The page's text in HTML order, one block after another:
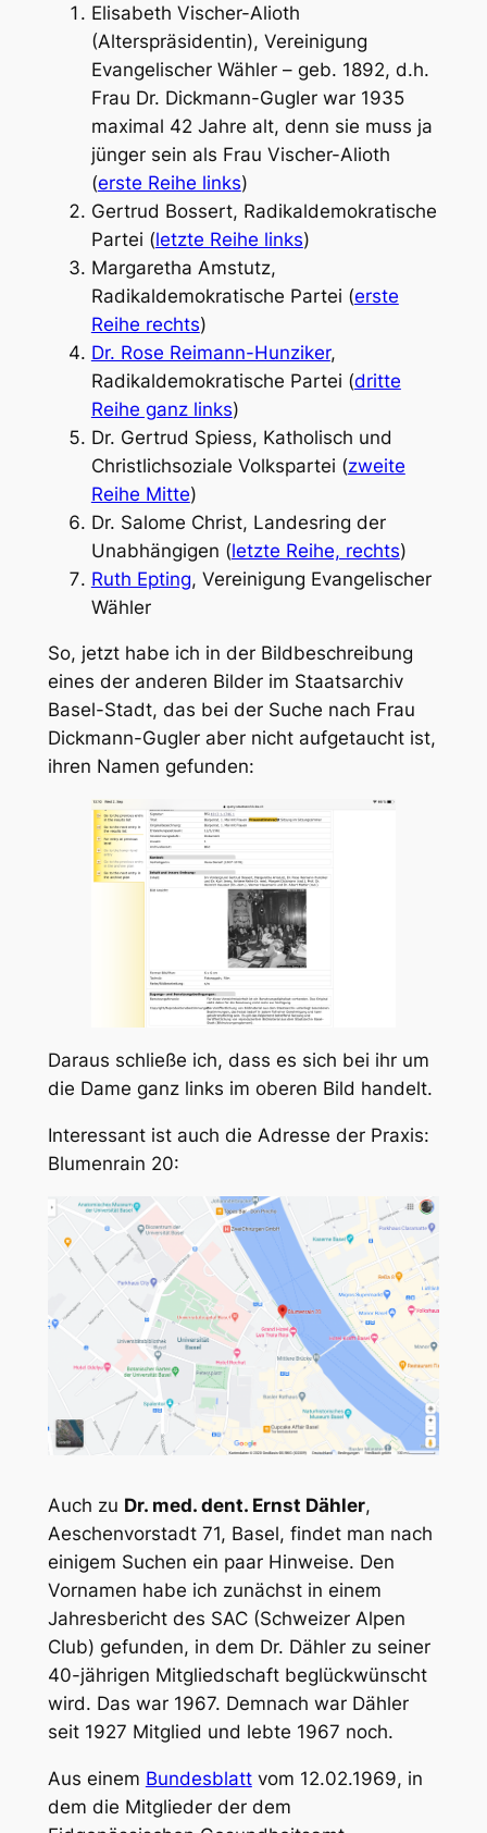
Elisabeth Vischer-Alioth
(Alterspräsidentin), Vereinigung
Evangelischer Wähler – geb. 1892, d.h.
Frau Dr. Dickmann-Gugler war 1935
maximal 42 Jahre alt, denn sie muss ja
jünger sein als Frau Vischer-Alioth
(erste Reihe links)
Gertrud Bossert, Radikaldemokratische
Partei (letzte Reihe links)
Margaretha Amstutz,
Radikaldemokratische Partei (erste
Reihe rechts)
Dr. Rose Reimann-Hunziker,
Radikaldemokratische Partei (dritte
Reihe ganz links)
Dr. Gertrud Spiess, Katholisch und
Christlichsoziale Volkspartei (zweite
Reihe Mitte)
Dr. Salome Christ, Landesring der
Unabhängigen (letzte Reihe, rechts)
Ruth Epting, Vereinigung Evangelischer
Wähler
So, jetzt habe ich in der Bildbeschreibung
eines der anderen Bilder im Staatsarchiv
Basel-Stadt, das bei der Suche nach Frau
Dickmann-Gugler aber nicht aufgetaucht ist,
ihren Namen gefunden:
Daraus schließe ich, dass es sich bei ihr um
die Dame ganz links im oberen Bild handelt.
Interessant ist auch die Adresse der Praxis:
Blumenrain 20:
Auch zu Dr. med. dent. Ernst Dähler,
Aeschenvorstadt 71, Basel, findet man nach
einigem Suchen ein paar Hinweise. Den
Vornamen habe ich zunächst in einem
Jahresbericht des SAC (Schweizer Alpen
Club) gefunden, in dem Dr. Dähler zu seiner
40-jährigen Mitgliedschaft beglückwünscht
wird. Das war 1967. Demnach war Dähler
seit 1927 Mitglied und lebte 1967 noch.
Aus einem Bundesblattvom 12.02.1969, in
dem die Mitglieder der dem